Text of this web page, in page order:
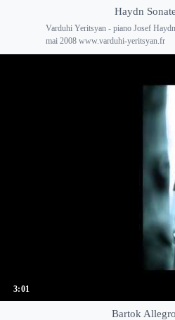
Haydn
Varduhi Yeritsyan - piano Josef
mai 2008 www.varduhi-yeritsyan.fr
3:01
Bartok